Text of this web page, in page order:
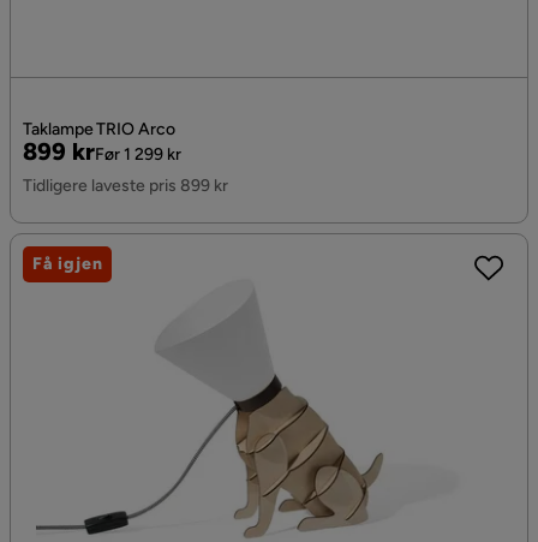
Taklampe TRIO Arco
Pris
899 kr
Original
Pris
Før 1 299 kr
Tidligere laveste pris 899 kr
Få igjen